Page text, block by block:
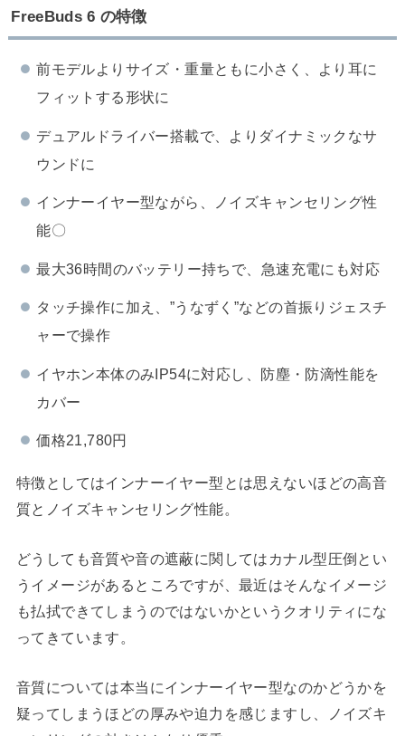
FreeBuds 6 の特徴
前モデルよりサイズ・重量ともに小さく、より耳に
フィットする形状に
デュアルドライバー搭載で、よりダイナミックなサ
ウンドに
インナーイヤー型ながら、ノイズキャンセリング性
能〇
最大36時間のバッテリー持ちで、急速充電にも対応
タッチ操作に加え、”うなずく”などの首振りジェスチ
ャーで操作
イヤホン本体のみIP54に対応し、防塵・防滴性能を
カバー
価格21,780円
特徴としてはインナーイヤー型とは思えないほどの高音
質とノイズキャンセリング性能。
どうしても音質や音の遮蔽に関してはカナル型圧倒とい
うイメージがあるところですが、最近はそんなイメージ
も払拭できてしまうのではないかというクオリティにな
ってきています。
音質については本当にインナーイヤー型なのかどうかを
疑ってしまうほどの厚みや迫力を感じますし、ノイズキ